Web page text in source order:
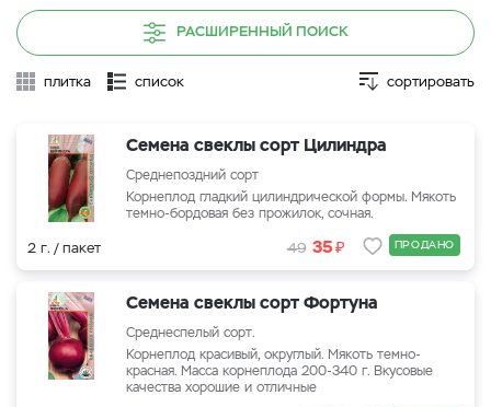
РАСШИРЕННЫЙ ПОИСК
плитка список сортировать
Семена свеклы сорт Цилиндра
Среднепоздний сорт
Корнеплод гладкий цилиндрической формы. Мякоть
темно-бордовая без прожилок, сочная.
2 г. / пакет 49 35₽ ПРОДАНО
Семена свеклы сорт Фортуна
Среднеспелый сорт.
Корнеплод красивый, округлый. Мякоть темно-
красная. Масса корнеплода 200-340 г. Вкусовые
качества хорошие и отличные